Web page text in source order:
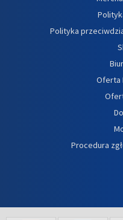
Polityka
Oferta
Procedura